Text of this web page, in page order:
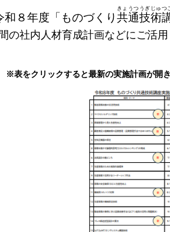
和８年度「ものづくり共通技術
きょうつうぎじゅつ
の社内人材育成計画などにご活用
※表をクリックすると最新の実施計画が開